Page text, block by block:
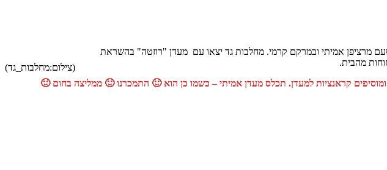
(צילום:מחלבות_גד)
מרציפן אמיתי ובמרקם קרמי. מחלבות גד יצאו עם מעדן "רוזטה" בהשראת
מהבית.
קראנציות למעדן. תכלס מעדן אמיתי – כשמו כן הוא 🙂 התמכרנו 🙂 ממליצה בחום 🙂